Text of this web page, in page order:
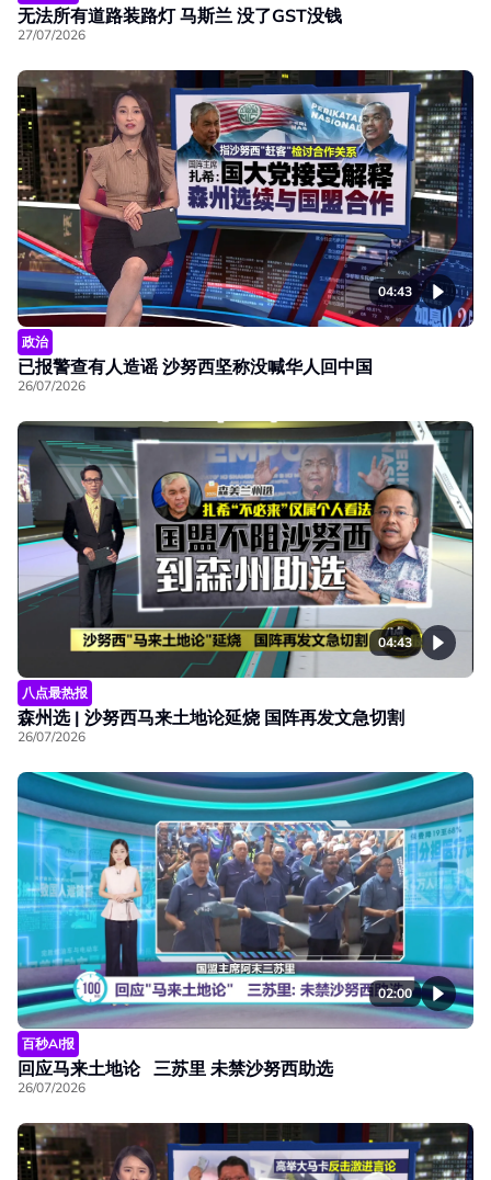
无法所有道路装路灯 马斯兰 没了GST没钱
27/07/2026
04:43
政治
已报警查有人造谣 沙努西坚称没喊华人回中国
26/07/2026
04:43
八点最热报
森州选 | 沙努西马来土地论延烧 国阵再发文急切割
26/07/2026
02:00
百秒AI报
回应马来土地论 三苏里 未禁沙努西助选
26/07/2026